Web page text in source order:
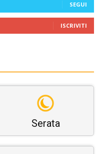
SEGUI
ISCRIVITI
Serata